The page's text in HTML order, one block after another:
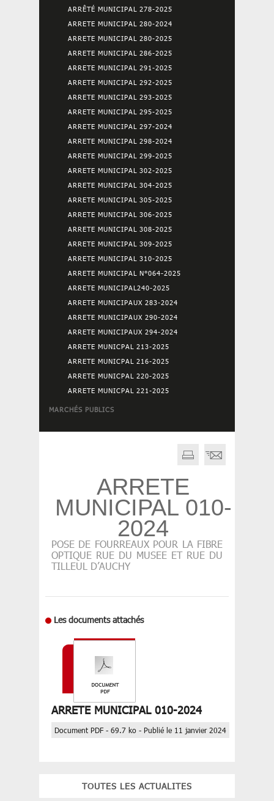
ARRÊTÉ MUNICIPAL 278-2025
ARRETE MUNICIPAL 280-2024
ARRETE MUNICIPAL 280-2025
ARRETE MUNICIPAL 286-2025
ARRETE MUNICIPAL 291-2025
ARRETE MUNICIPAL 292-2025
ARRETE MUNICIPAL 293-2025
ARRETE MUNICIPAL 295-2025
ARRETE MUNICIPAL 297-2024
ARRETE MUNICIPAL 298-2024
ARRETE MUNICIPAL 299-2025
ARRETE MUNICIPAL 302-2025
ARRETE MUNICIPAL 304-2025
ARRETE MUNICIPAL 305-2025
ARRETE MUNICIPAL 306-2025
ARRETE MUNICIPAL 308-2025
ARRETE MUNICIPAL 309-2025
ARRETE MUNICIPAL 310-2025
ARRETE MUNICIPAL N°064-2025
ARRETE MUNICIPAL240-2025
ARRETE MUNICIPAUX 283-2024
ARRETE MUNICIPAUX 290-2024
ARRETE MUNICIPAUX 294-2024
ARRETE MUNICPAL 213-2025
ARRETE MUNICPAL 216-2025
ARRETE MUNICPAL 220-2025
ARRETE MUNICPAL 221-2025
MARCHÉS PUBLICS
ARRETE
MUNICIPAL 010-
2024
POSE DE FOURREAUX POUR LA FIBRE
OPTIQUE RUE DU MUSEE ET RUE DU
TILLEUL D’AUCHY
Les documents attachés
ARRETE MUNICIPAL 010-2024
Document PDF - 69.7 ko - Publié le 11 janvier 2024
TOUTES LES ACTUALITES